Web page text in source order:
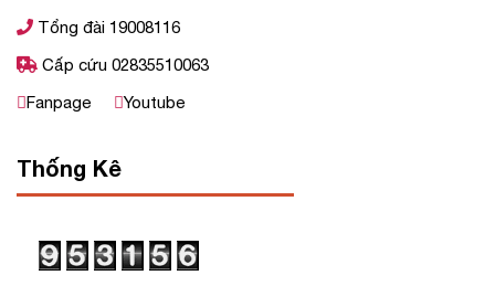
Tổng đài 19008116
Cấp cứu 02835510063
Fanpage
Youtube
Thống Kê